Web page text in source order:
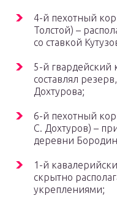
4-й пехотный
Толстой) –
со ставкой
5-й гвардейский
составлял
Дохтурова;
6-й пехотный
С. Дохтуров) –
деревни
1-й
скрытно
укреплениями;